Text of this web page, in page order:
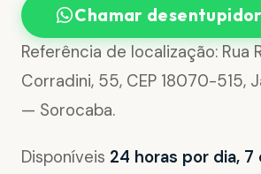
Chamar
Referência de localização: Rua
Corradini, 55, CEP 18070-515,
— Sorocaba.
Disponíveis 24 horas por dia, 7